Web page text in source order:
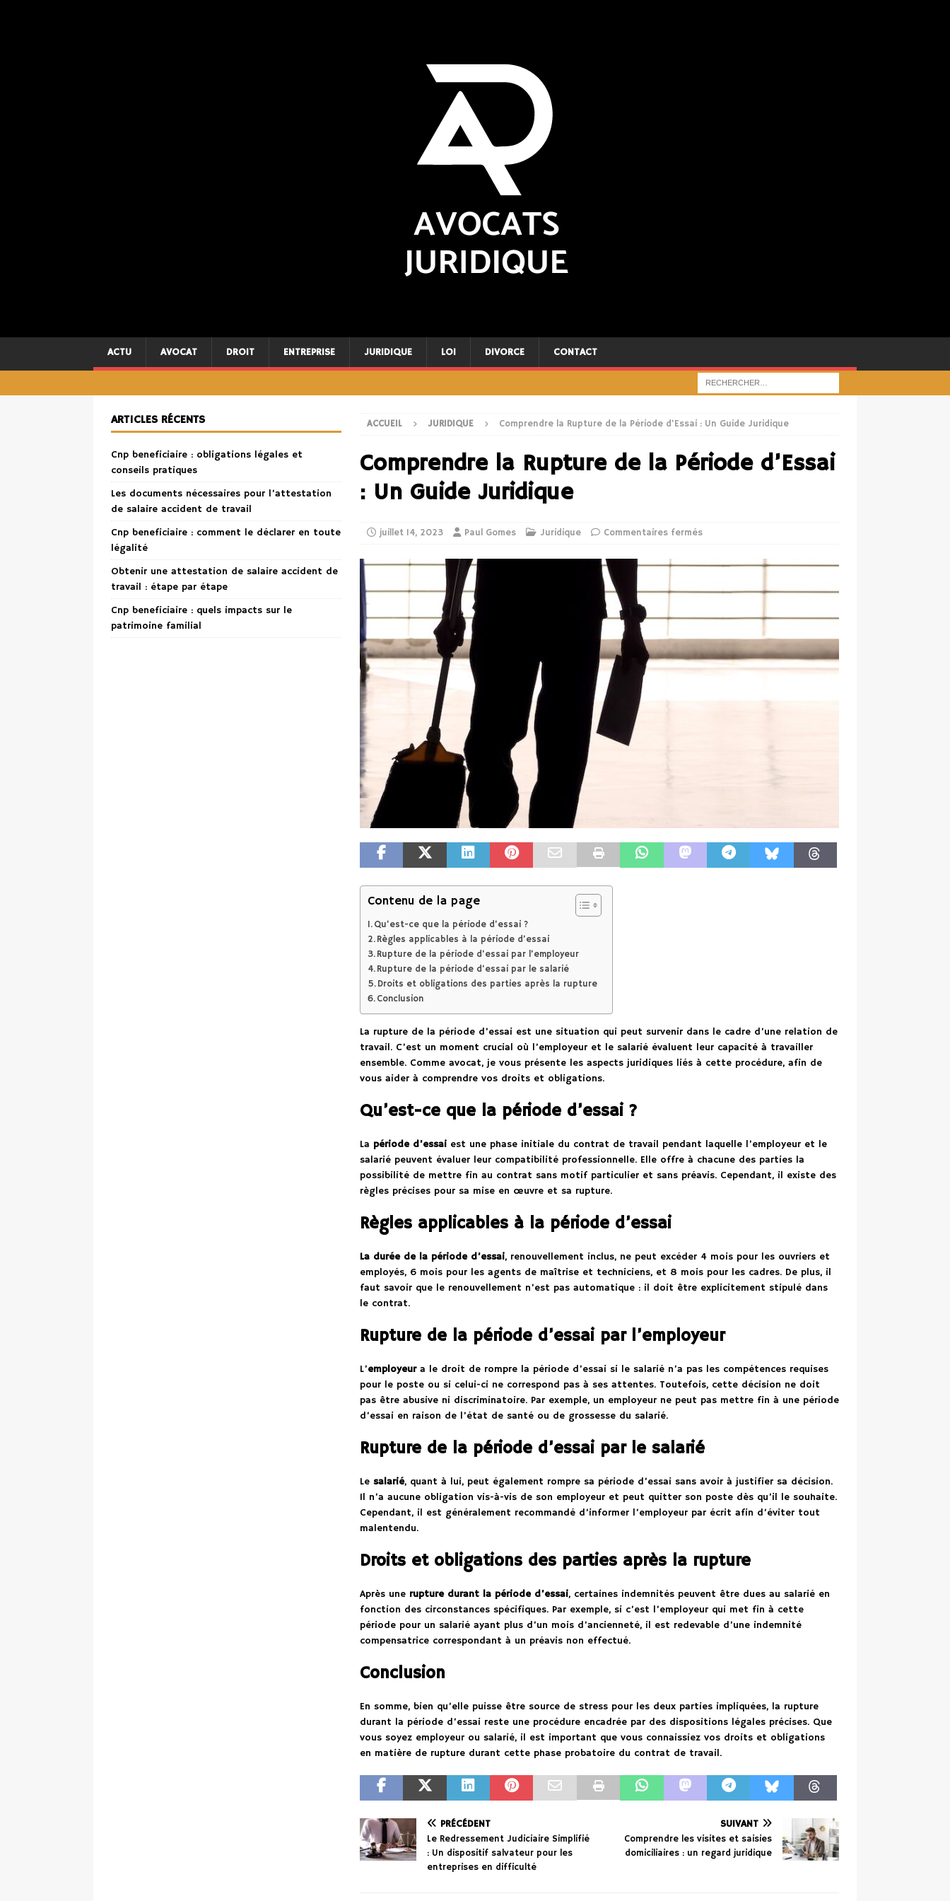
ACTU AVOCAT DROIT ENTREPRISE JURIDIQUE LOI DIVORCE CONTACT
ACCUEIL JURIDIQUE Comprendre la Rupture de la Période d’Essai : Un Guide Juridique
Comprendre la Rupture de la Période d’Essai
: Un Guide Juridique
juillet 14, 2023 Paul Gomes Juridique Commentaires fermés
Contenu de la page
Qu’est-ce que la période d’essai ?
Règles applicables à la période d’essai
Rupture de la période d’essai par l’employeur
Rupture de la période d’essai par le salarié
Droits et obligations des parties après la rupture
Conclusion
La rupture de la période d’essai est une situation qui peut survenir dans le cadre d’une relation de
travail. C’est un moment crucial où l’employeur et le salarié évaluent leur capacité à travailler
ensemble. Comme avocat, je vous présente les aspects juridiques liés à cette procédure, afin de
vous aider à comprendre vos droits et obligations.
Qu’est-ce que la période d’essai ?
La période d’essaiest une phase initiale du contrat de travail pendant laquelle l’employeur et le
salarié peuvent évaluer leur compatibilité professionnelle. Elle offre à chacune des parties la
possibilité de mettre fin au contrat sans motif particulier et sans préavis. Cependant, il existe des
règles précises pour sa mise en œuvre et sa rupture.
Règles applicables à la période d’essai
La durée de la période d’essai, renouvellement inclus, ne peut excéder 4 mois pour les ouvriers et
employés, 6 mois pour les agents de maîtrise et techniciens, et 8 mois pour les cadres. De plus, il
faut savoir que le renouvellement n’est pas automatique : il doit être explicitement stipulé dans
le contrat.
Rupture de la période d’essai par l’employeur
L’employeura le droit de rompre la période d’essai si le salarié n’a pas les compétences requises
pour le poste ou si celui-ci ne correspond pas à ses attentes. Toutefois, cette décision ne doit
pas être abusive ni discriminatoire. Par exemple, un employeur ne peut pas mettre fin à une période
d’essai en raison de l’état de santé ou de grossesse du salarié.
Rupture de la période d’essai par le salarié
Le salarié, quant à lui, peut également rompre sa période d’essai sans avoir à justifier sa décision.
Il n’a aucune obligation vis-à-vis de son employeur et peut quitter son poste dès qu’il le souhaite.
Cependant, il est généralement recommandé d’informer l’employeur par écrit afin d’éviter tout
malentendu.
Droits et obligations des parties après la rupture
Après une rupture durant la période d’essai, certaines indemnités peuvent être dues au salarié en
fonction des circonstances spécifiques. Par exemple, si c’est l’employeur qui met fin à cette
période pour un salarié ayant plus d’un mois d’ancienneté, il est redevable d’une indemnité
compensatrice correspondant à un préavis non effectué.
Conclusion
En somme, bien qu’elle puisse être source de stress pour les deux parties impliquées, la rupture
durant la période d’essai reste une procédure encadrée par des dispositions légales précises. Que
vous soyez employeur ou salarié, il est important que vous connaissiez vos droits et obligations
en matière de rupture durant cette phase probatoire du contrat de travail.
PRÉCÉDENT
Le Redressement Judiciaire Simplifié
: Un dispositif salvateur pour les
entreprises en difficulté
SUIVANT
Comprendre les visites et saisies
domiciliaires : un regard juridique
ARTICLES RÉCENTS
Cnp beneficiaire : obligations légales et
conseils pratiques
Les documents nécessaires pour l’attestation
de salaire accident de travail
Cnp beneficiaire : comment le déclarer en toute
légalité
Obtenir une attestation de salaire accident de
travail : étape par étape
Cnp beneficiaire : quels impacts sur le
patrimoine familial